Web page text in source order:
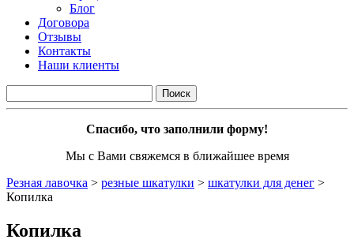
Блог
Договора
Отзывы
Контакты
Наши клиенты
Спасибо, что заполнили форму!
Мы с Вами свяжемся в ближайшее время
Резная лавочка > резные шкатулки > шкатулки для денег >
Копилка
Копилка